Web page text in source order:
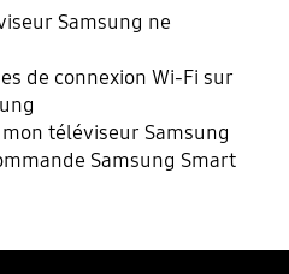
Samsung ne
de connexion Wi-Fi sur
téléviseur Samsung
Samsung Smart